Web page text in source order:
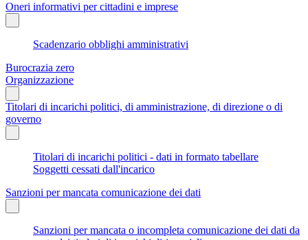
Oneri informativi per cittadini e imprese
Scadenzario obblighi amministrativi
Burocrazia zero
Organizzazione
Titolari di incarichi politici, di amministrazione, di direzione o di
governo
Titolari di incarichi politici - dati in formato tabellare
Soggetti cessati dall'incarico
Sanzioni per mancata comunicazione dei dati
Sanzioni per mancata o incompleta comunicazione dei dati da